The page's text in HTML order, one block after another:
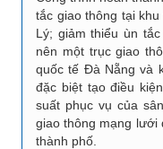
tắc giao thông tại
Lý; giảm thiểu ùn
nên một trục giao
quốc tế Đà Nẵng và
đặc biệt tạo điều
suất phục vụ của
giao thông mạng lưới
thành phố.